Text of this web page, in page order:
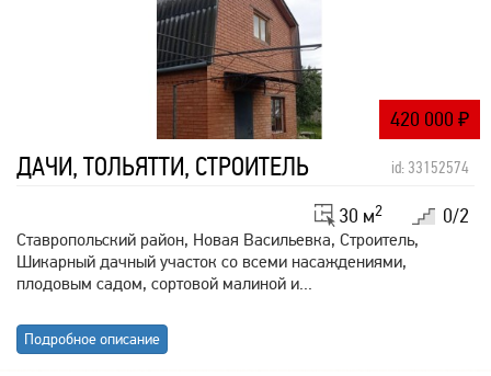
420 000 ₽
ДАЧИ, ТОЛЬЯТТИ, СТРОИТЕЛЬ id: 33152574
0/2
30 м2
Ставропольский район, Новая Васильевка, Строитель,
Шикарный дачный участок со всеми насаждениями,
плодовым садом, сортовой малиной и...
Подробное описание